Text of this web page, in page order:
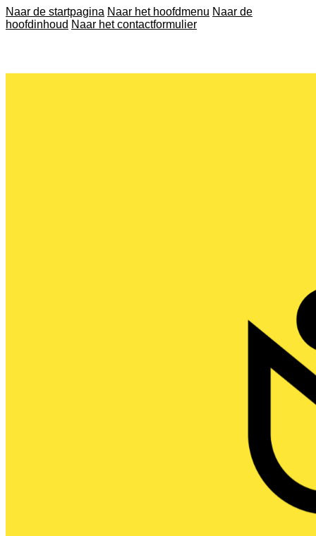
Naar de startpagina Naar het hoofdmenu Naar de
hoofdinhoud Naar het contactformulier